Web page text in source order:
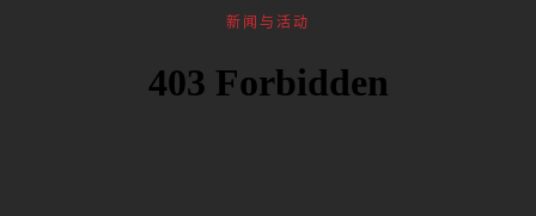
新闻与活动